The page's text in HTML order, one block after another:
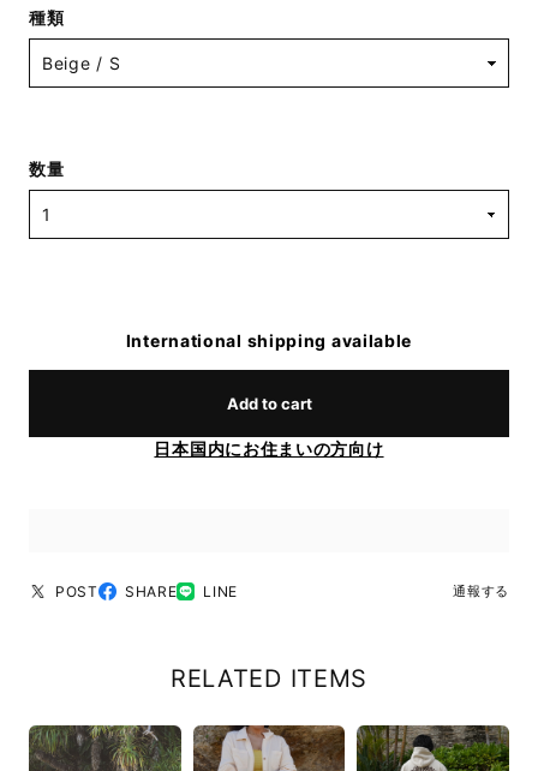
種類
数量
International shipping available
Add to cart
日本国内にお住まいの方向け
POST SHARE LINE 通報する
RELATED ITEMS